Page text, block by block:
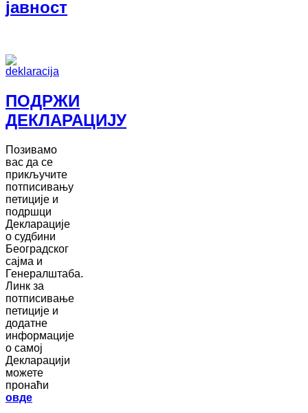
јавност
ПОДРЖИ
ДЕКЛАРАЦИЈУ
Позивамо
вас да се
прикључите
потписивању
петиције и
подршци
Декларације
о судбини
Београдског
сајма и
Генералштаба.
Линк за
потписивање
петиције и
додатне
информације
о самој
Декларацији
можете
пронаћи
овде